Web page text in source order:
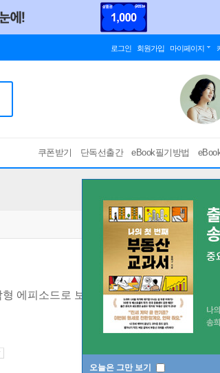
로그인 회원가입 마이페이지
쿠폰받기 단독선출간 eBook필기방법
오늘은 그만 보기
형 에피소드로 보는 32가지 법률 상식[ 스마트